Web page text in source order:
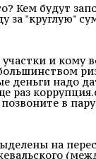
Кем будут
за "круглую"
участки и
деньги надо
раз
в
на